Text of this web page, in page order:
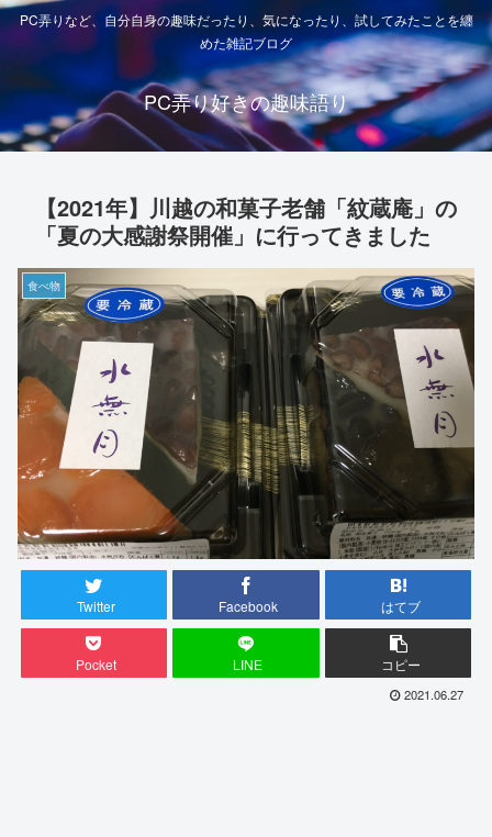
PC弄りなど、自分自身の趣味だったり、気になったり、試してみたことを纏
めた雑記ブログ
PC弄り好きの趣味語り
【2021年】川越の和菓子老舗「紋蔵庵」の
「夏の大感謝祭開催」に行ってきました
食べ物
Twitter Facebook はてブ
Pocket LINE コピー
2021.06.27